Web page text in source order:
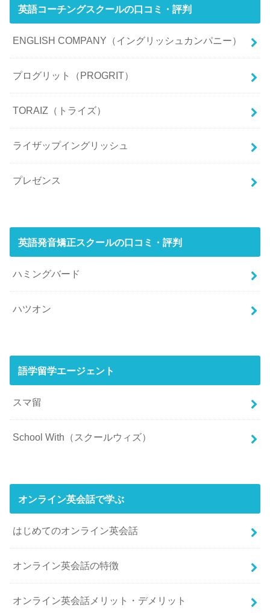
英語コーチングスクールの口コミ・評判
ENGLISH COMPANY（イングリッシュカンパニー）
プログリット（PROGRIT）
TORAIZ（トライズ）
ライザップイングリッシュ
プレゼンス
英語発音矯正スクールの口コミ・評判
ハミングバード
ハツオン
語学留学エージェント
スマ留
School With（スクールウィズ）
オンライン英会話で学ぶ
はじめてのオンライン英会話
オンライン英会話の特徴
オンライン英会話メリット・デメリット